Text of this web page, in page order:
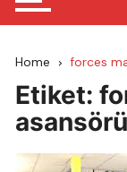
Home forces
Etiket:
asansörü